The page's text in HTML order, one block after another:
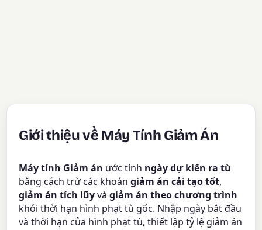
Giới thiệu về Máy Tính Giảm Án
Máy tính Giảm án ước tính ngày dự kiến ra tù
bằng cách trừ các khoảngiảm án cải tạo tốt,
giảm án tích lũyvàgiảm án theo chương trình
khỏi thời hạn hình phạt tù gốc. Nhập ngày bắt đầu
và thời hạn của hình phạt tù, thiết lập tỷ lệ giảm án